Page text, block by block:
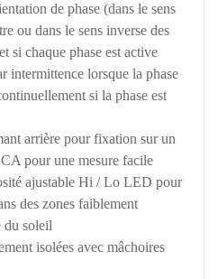
de phase (dans le sens
ou dans le sens inverse des
si chaque phase est active
intermittence lorsque la phase
si la phase est
arrière pour fixation sur un
pour une mesure facile
ajustable Hi / Lo LED pour
des zones faiblement
du soleil
isolées avec mâchoires